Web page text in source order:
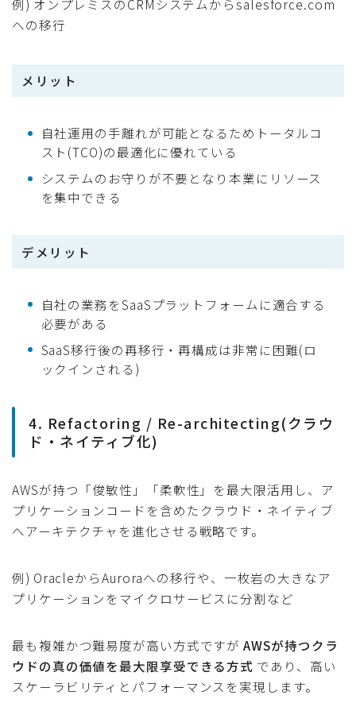
例) オンプレミスのCRMシステムからsalesforce.com
への移行
メリット
自社運用の手離れが可能となるためトータルコ
スト(TCO)の最適化に優れている
システムのお守りが不要となり本業にリソース
を集中できる
デメリット
自社の業務をSaaSプラットフォームに適合する
必要がある
SaaS移行後の再移行・再構成は非常に困難(ロ
ックインされる)
4. Refactoring / Re-architecting(クラウ
ド・ネイティブ化)
AWSが持つ「俊敏性」「柔軟性」を最大限活用し、ア
プリケーションコードを含めたクラウド・ネイティブ
へアーキテクチャを進化させる戦略です。
例) OracleからAuroraへの移行や、一枚岩の大きなア
プリケーションをマイクロサービスに分割など
最も複雑かつ難易度が高い方式ですがAWSが持つクラ
ウドの真の価値を最大限享受できる方式 であり、高い
スケーラビリティとパフォーマンスを実現します。